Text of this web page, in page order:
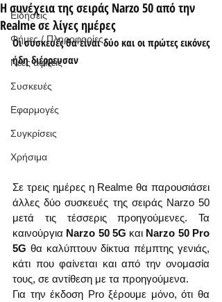
Ειδήσεις
Φήμες / Πληροφορίες
Νέες αφίξεις
Συσκευές
Εφαρμογές
Συγκρίσεις
Χρήσιμα
Η συνέχεια της σειράς Narzo 50 από την
Realme σε λίγες ημέρες
Οι συσκευές θα είναι δύο και οι πρώτες εικόνες
ήδη διέρρευσαν
Σε τρεις ημέρες η Realme θα παρουσιάσει
άλλες δύο συσκευές της σειράς Narzo 50
μετά τις τέσσερις προηγούμενες. Τα
καινούργια Narzo 50 5G και Narzo 50 Pro
5G θα καλύπτουν δίκτυα πέμπτης γενιάς,
κάτι που φαίνεται και από την ονομασία
τους, σε αντίθεση με τα προηγούμενα.
Για την έκδοση Pro ξέρουμε μόνο, ότι θα